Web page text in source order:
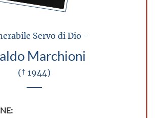
Servo di Dio -
Marchioni
(† 1944)